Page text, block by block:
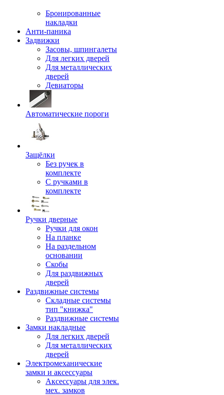
Бронированные
накладки
Анти-паника
Задвижки
Засовы, шпингалеты
Для легких дверей
Для металлических
дверей
Девиаторы
Автоматические пороги
Защёлки
Без ручек в
комплекте
С ручками в
комплекте
Ручки дверные
Ручки для окон
На планке
На раздельном
основании
Скобы
Для раздвижных
дверей
Раздвижные системы
Складные системы
тип "книжка"
Раздвижные системы
Замки накладные
Для легких дверей
Для металлических
дверей
Электромеханические
замки и аксессуары
Аксессуары для элек.
мех. замков